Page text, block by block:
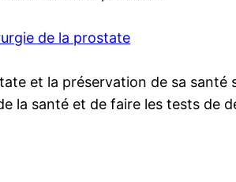
de la prostate
et la préservation de sa
la santé et de faire les tests de